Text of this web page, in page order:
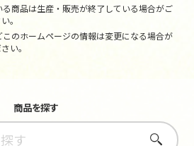
商品は生産・販売が終了している場合がご
。
のホームページの情報は変更になる場合が
い。
商品を探す
さがす